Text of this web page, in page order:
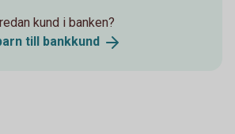
kund i banken?
till bankkund